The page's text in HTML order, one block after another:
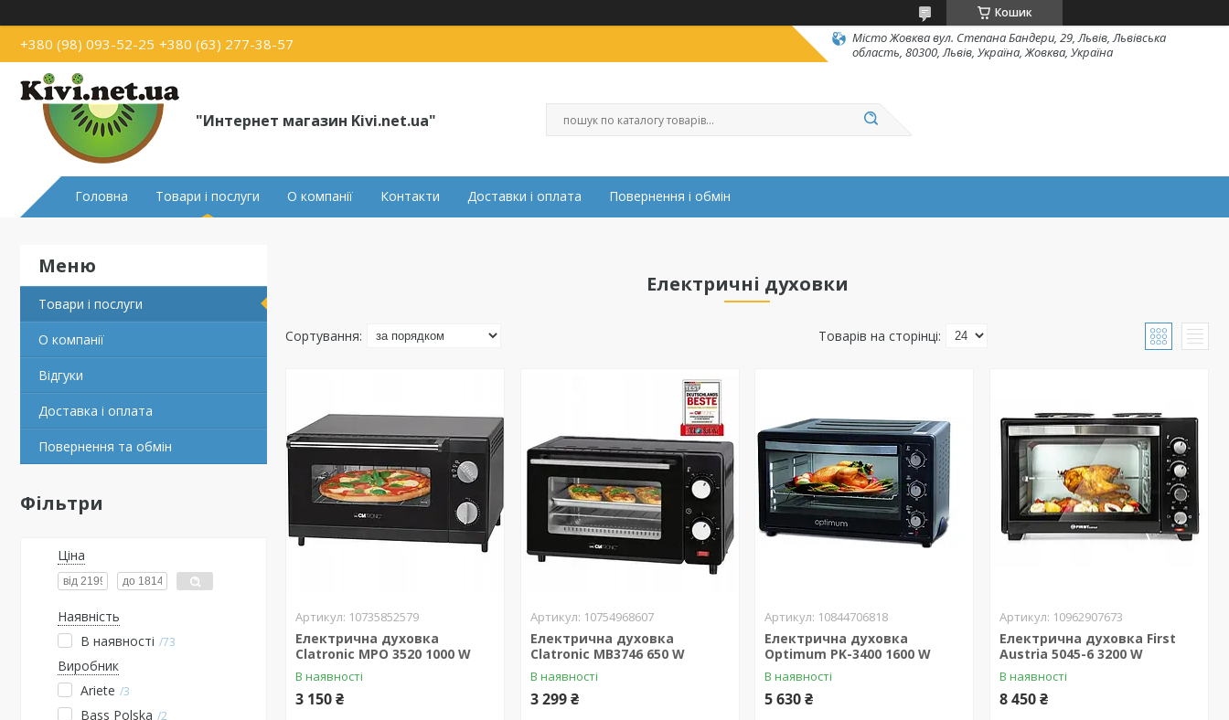
Кошик
+380 (98) 093-52-25 +380 (63) 277-38-57
Місто Жовква вул. Степана Бандери, 29, Львів, Львівська
область, 80300, Львів, Україна, Жовква, Україна
"Интернет магазин Kivi.net.ua"
Головна Товари і послуги О компанії Контакти Доставки і оплата Повернення і обмін
Товари і послуги
О компанії
Відгуки
Доставка і оплата
Повернення та обмін
Фільтри
Ціна
Наявність
В наявності 73
Виробник
Ariete 3
Bass Polska 2
Електричні духовки
10735852579
Електрична духовка
Clatronic MPO 3520 1000 W
В наявності
3 150 ₴
10754968607
Електрична духовка
Clatronic MB3746 650 W
В наявності
3 299 ₴
10844706818
Електрична духовка
Optimum PK-3400 1600 W
В наявності
5 630 ₴
10962907673
Електрична духовка First
Austria 5045-6 3200 W
В наявності
8 450 ₴